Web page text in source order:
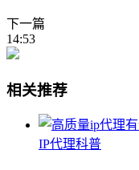
下一篇
14:53
相关推荐
IP代理科普